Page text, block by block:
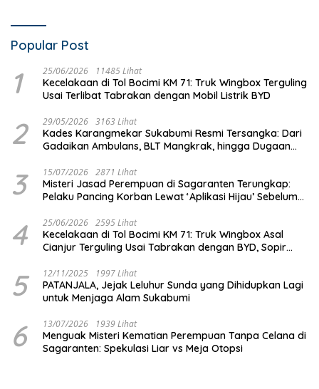
Popular Post
1 25/06/2026 11485 Lihat
Kecelakaan di Tol Bocimi KM 71: Truk Wingbox Terguling
Usai Terlibat Tabrakan dengan Mobil Listrik BYD
2 29/05/2026 3163 Lihat
Kades Karangmekar Sukabumi Resmi Tersangka: Dari
Gadaikan Ambulans, BLT Mangkrak, hingga Dugaan
3 15/07/2026 2871 Lihat
Misteri Jasad Perempuan di Sagaranten Terungkap:
Pelaku Pancing Korban Lewat ‘Aplikasi Hijau’ Sebelum
4 25/06/2026 2595 Lihat
Kecelakaan di Tol Bocimi KM 71: Truk Wingbox Asal
Cianjur Terguling Usai Tabrakan dengan BYD, Sopir
5 12/11/2025 1997 Lihat
PATANJALA, Jejak Leluhur Sunda yang Dihidupkan Lagi
untuk Menjaga Alam Sukabumi
6 13/07/2026 1939 Lihat
Menguak Misteri Kematian Perempuan Tanpa Celana di
Sagaranten: Spekulasi Liar vs Meja Otopsi